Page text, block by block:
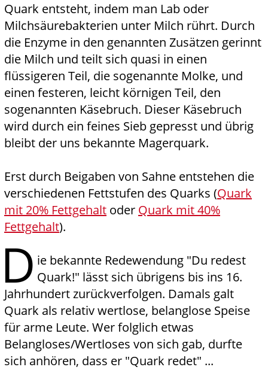
Quark entsteht, indem man Lab oder
Milchsäurebakterien unter Milch rührt. Durch
die Enzyme in den genannten Zusätzen gerinnt
die Milch und teilt sich quasi in einen
flüssigeren Teil, die sogenannte Molke, und
einen festeren, leicht körnigen Teil, den
sogenannten Käsebruch. Dieser Käsebruch
wird durch ein feines Sieb gepresst und übrig
bleibt der uns bekannte Magerquark.
Erst durch Beigaben von Sahne entstehen die
verschiedenen Fettstufen des Quarks (Quark
mit 20% Fettgehalt oder Quark mit 40%
Fettgehalt).
D ie bekannte Redewendung "Du redest
Quark!" lässt sich übrigens bis ins 16.
Jahrhundert zurückverfolgen. Damals galt
Quark als relativ wertlose, belanglose Speise
für arme Leute. Wer folglich etwas
Belangloses/Wertloses von sich gab, durfte
sich anhören, dass er "Quark redet" ...